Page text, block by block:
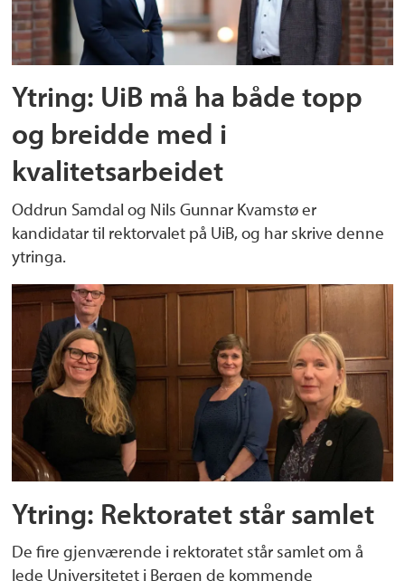
Ytring: UiB må ha både topp
og breidde med i
kvalitetsarbeidet
Oddrun Samdal og Nils Gunnar Kvamstø er
kandidatar til rektorvalet på UiB, og har skrive denne
ytringa.
Ytring: Rektoratet står samlet
De fire gjenværende i rektoratet står samlet om å
lede Universitetet i Bergen de kommende